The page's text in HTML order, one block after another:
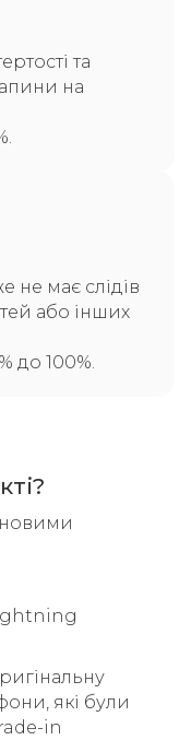
та
на
не має слідів
або інших
до 100%.
новими
які були
in